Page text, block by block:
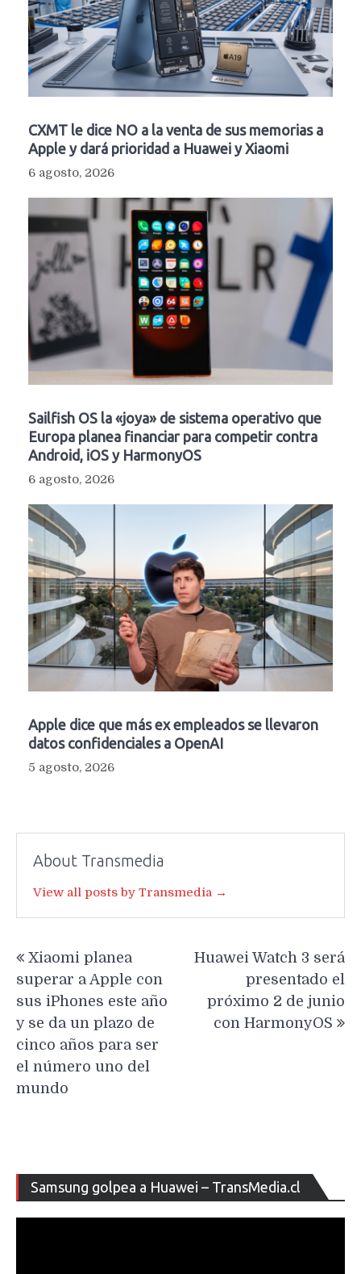
CXMT le dice NO a la venta de sus memorias a
Apple y dará prioridad a Huawei y Xiaomi
6 agosto, 2026
Sailfish OS la «joya» de sistema operativo que
Europa planea financiar para competir contra
Android, iOS y HarmonyOS
6 agosto, 2026
Apple dice que más ex empleados se llevaron
datos confidenciales a OpenAI
5 agosto, 2026
About Transmedia
View all posts by Transmedia →
de
entradas
Xiaomi planea
superar a Apple con
sus iPhones este año
y se da un plazo de
cinco años para ser
el número uno del
mundo
Huawei Watch 3 será
presentado el
próximo 2 de junio
con HarmonyOS
Samsung golpea a Huawei – TransMedia.cl
de